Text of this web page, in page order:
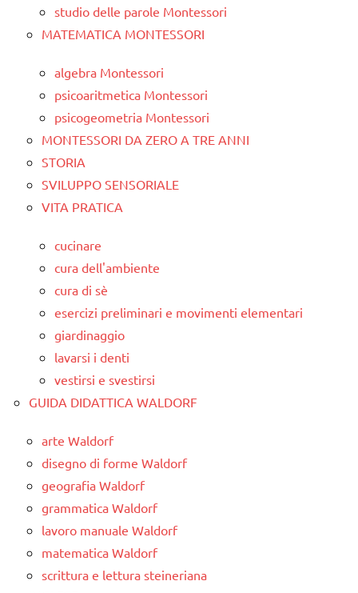
studio delle parole Montessori
MATEMATICA MONTESSORI
algebra Montessori
psicoaritmetica Montessori
psicogeometria Montessori
MONTESSORI DA ZERO A TRE ANNI
STORIA
SVILUPPO SENSORIALE
VITA PRATICA
cucinare
cura dell'ambiente
cura di sè
esercizi preliminari e movimenti elementari
giardinaggio
lavarsi i denti
vestirsi e svestirsi
GUIDA DIDATTICA WALDORF
arte Waldorf
disegno di forme Waldorf
geografia Waldorf
grammatica Waldorf
lavoro manuale Waldorf
matematica Waldorf
scrittura e lettura steineriana